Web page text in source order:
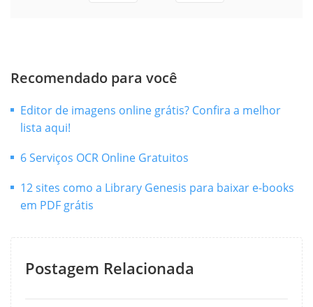
Recomendado para você
Editor de imagens online grátis? Confira a melhor
lista aqui!
6 Serviços OCR Online Gratuitos
12 sites como a Library Genesis para baixar e-books
em PDF grátis
Postagem Relacionada